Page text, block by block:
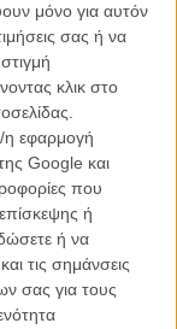
μόνο για αυτόν
σας ή να
κλικ στο
η εφαρμογή
Google και
που
ή
ή να
τις σημάνσεις
σας για τους